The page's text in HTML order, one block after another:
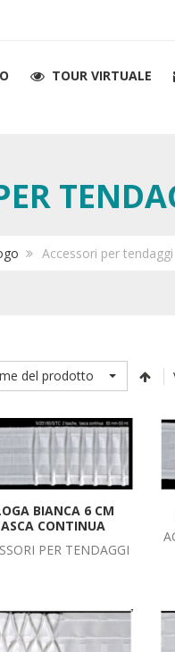
TOUR VIRTUALE
Accessori per tendaggi
del prodotto
BIANCA 6 CM
CONTINUA
PER TENDAGGI